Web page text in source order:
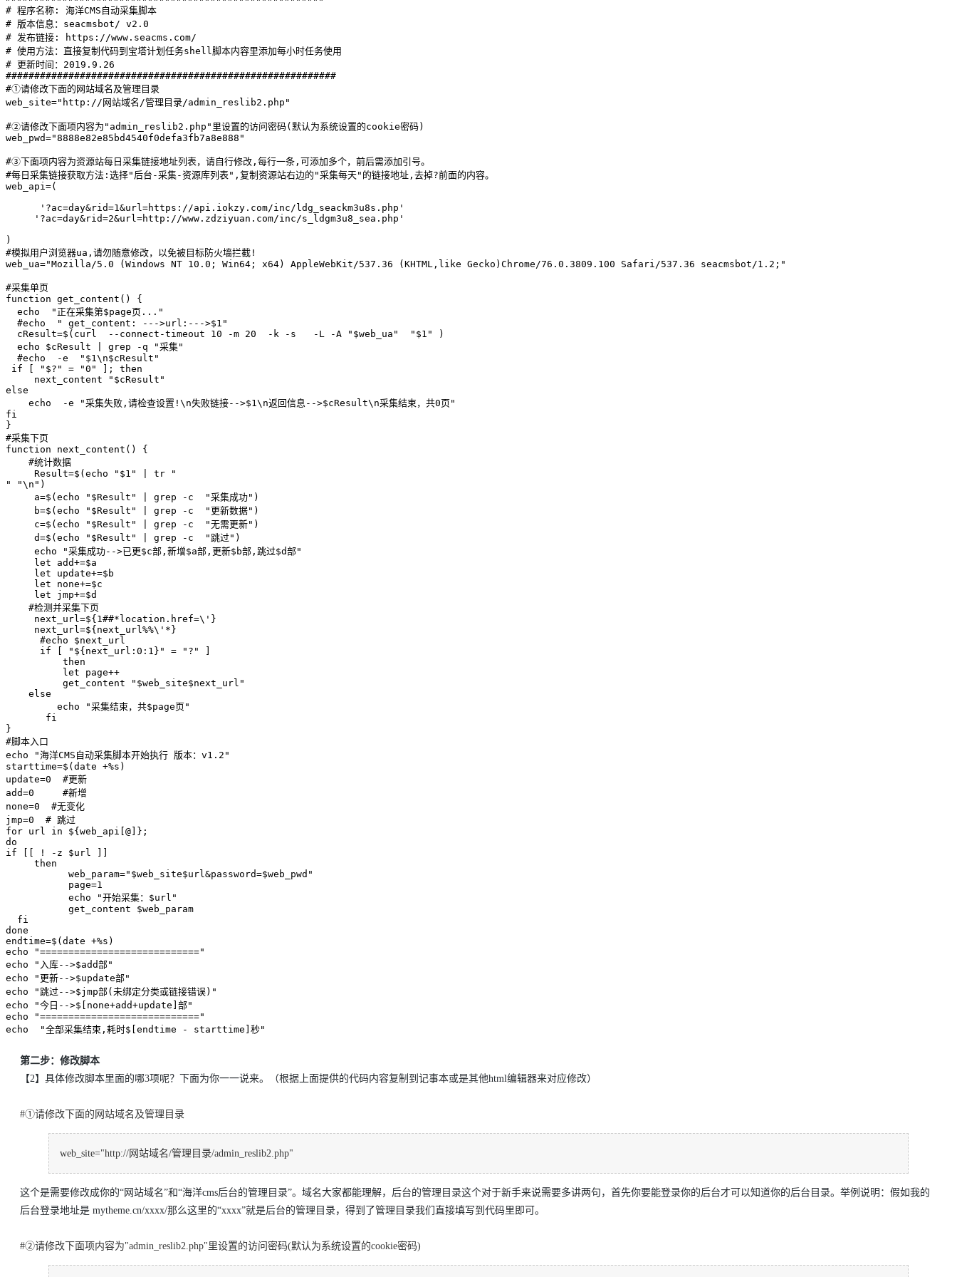
# 程序名称: 海洋CMS自动采集脚本
# 版本信息：seacmsbot/ v2.0
# 发布链接: https://www.seacms.com/
# 使用方法：直接复制代码到宝塔计划任务shell脚本内容里添加每小时任务使用
# 更新时间：2019.9.26
##########################################################
#①请修改下面的网站域名及管理目录
web_site="http://网站域名/管理目录/admin_reslib2.php"
#②请修改下面项内容为"admin_reslib2.php"里设置的访问密码(默认为系统设置的cookie密码)
web_pwd="8888e82e85bd4540f0defa3fb7a8e888"
#③下面项内容为资源站每日采集链接地址列表，请自行修改,每行一条,可添加多个，前后需添加引号。
#每日采集链接获取方法:选择"后台-采集-资源库列表",复制资源站右边的"采集每天"的链接地址,去掉?前面的内容。
web_api=(
'?ac=day&rid=1&url=https://api.iokzy.com/inc/ldg_seackm3u8s.php'
'?ac=day&rid=2&url=http://www.zdziyuan.com/inc/s_ldgm3u8_sea.php'
)
#模拟用户浏览器ua,请勿随意修改，以免被目标防火墙拦截!
web_ua="Mozilla/5.0 (Windows NT 10.0; Win64; x64) AppleWebKit/537.36 (KHTML,like Gecko)Chrome/76.0.3809.100 Safari/537.36 seacmsbot/1.2;"
#采集单页
function get_content() {
echo  "正在采集第$page页..."
#echo  " get_content: --->url:--->$1"
cResult=$(curl  --connect-timeout 10 -m 20  -k -s   -L -A "$web_ua"  "$1" )
echo $cResult | grep -q "采集"
#echo  -e  "$1\n$cResult"
if [ "$?" = "0" ]; then
next_content "$cResult"
else
echo  -e "采集失败,请检查设置!\n失败链接-->$1\n返回信息-->$cResult\n采集结束，共0页"
fi
}
#采集下页
function next_content() {
#统计数据
Result=$(echo "$1" | tr "
" "\n")
a=$(echo "$Result" | grep -c  "采集成功")
b=$(echo "$Result" | grep -c  "更新数据")
c=$(echo "$Result" | grep -c  "无需更新")
d=$(echo "$Result" | grep -c  "跳过")
echo "采集成功-->已更$c部,新增$a部,更新$b部,跳过$d部"
let add+=$a
let update+=$b
let none+=$c
let jmp+=$d
#检测并采集下页
next_url=${1##*location.href=\'}
next_url=${next_url%%\'*}
#echo $next_url
if [ "${next_url:0:1}" = "?" ]
then
let page++
get_content "$web_site$next_url"
else
echo "采集结束，共$page页"
fi
}
#脚本入口
echo "海洋CMS自动采集脚本开始执行 版本：v1.2"
starttime=$(date +%s)
update=0  #更新
add=0     #新增
none=0  #无变化
jmp=0  # 跳过
for url in ${web_api[@]};
do
if [[ ! -z $url ]]
then
web_param="$web_site$url&password=$web_pwd"
page=1
echo "开始采集：$url"
get_content $web_param
fi
done
endtime=$(date +%s)
echo "============================"
echo "入库-->$add部"
echo "更新-->$update部"
echo "跳过-->$jmp部(未绑定分类或链接错误)"
echo "今日-->$[none+add+update]部"
echo "============================"
echo  "全部采集结束,耗时$[endtime - starttime]秒"
第二步：修改脚本
【2】具体修改脚本里面的哪3项呢？下面为你一一说来。（根据上面提供的代码内容复制到记事本或是其他html编辑器来对应修改）
#①请修改下面的网站域名及管理目录
web_site="http://网站域名/管理目录/admin_reslib2.php"
这个是需要修改成你的“网站域名”和“海洋cms后台的管理目录”。域名大家都能理解，后台的管理目录这个对于新手来说需要多讲两句，首先你要能登录你的后台才可以知道你的后台目录。举例说明：假如我的
后台登录地址是 mytheme.cn/xxxx/那么这里的“xxxx”就是后台的管理目录，得到了管理目录我们直接填写到代码里即可。
#②请修改下面项内容为"admin_reslib2.php"里设置的访问密码(默认为系统设置的cookie密码)